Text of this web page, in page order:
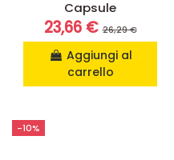
Capsule
23,66 €26,29 €
Aggiungi al
carrello
-10%